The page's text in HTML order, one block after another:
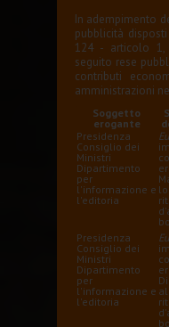
In adempimento
pubblicità
124 - articolo 1,
seguito rese
contributi
amministrazioni
Soggetto
erogante
Presidenza
Consiglio dei
Ministri
Dipartimento
per
l'informazione e
l'editoria
Presidenza
Consiglio dei
Ministri
Dipartimento
per
l'informazione e
l'editoria